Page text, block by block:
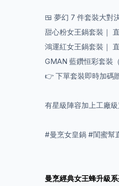
🍱 夢幻 7 件套裝大對
甜心粉女王鍋套裝｜
鴻運紅女王鍋套裝｜
GMAN 藍鑽恒彩套裝
👉 下單套裝即時加碼
有星級陣容加上工廠
#曼烹女皇鍋 #閨蜜幫
曼烹經典女王蜂升級系